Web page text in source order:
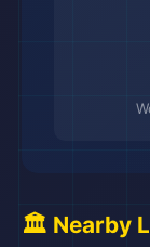
🏛️ Nearby